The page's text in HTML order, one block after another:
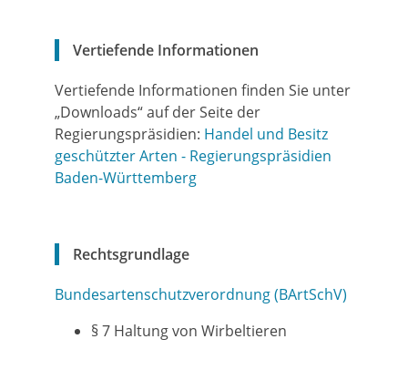
Vertiefende Informationen
Vertiefende Informationen finden Sie unter
„Downloads“ auf der Seite der
Regierungspräsidien: Handel und Besitz
geschützter Arten - Regierungspräsidien
Baden-Württemberg
Rechtsgrundlage
Bundesartenschutzverordnung (BArtSchV)
§ 7 Haltung von Wirbeltieren